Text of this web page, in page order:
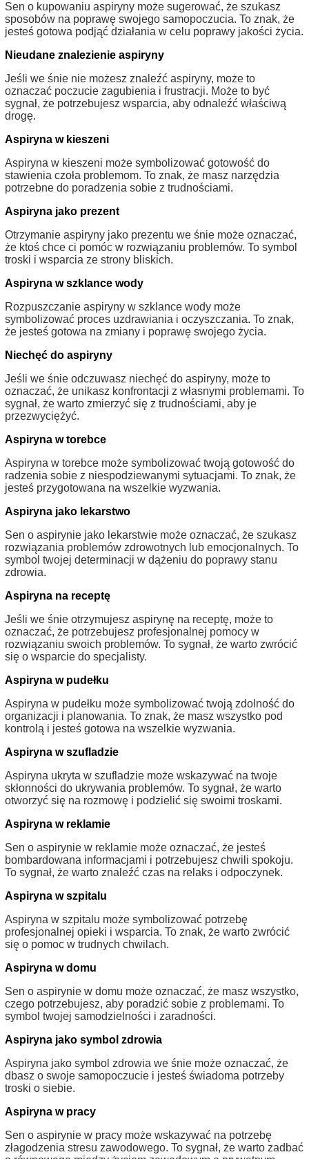
Sen o kupowaniu aspiryny może sugerować, że szukasz
sposobów na poprawę swojego samopoczucia. To znak, że
jesteś gotowa podjąć działania w celu poprawy jakości życia.
Nieudane znalezienie aspiryny
Jeśli we śnie nie możesz znaleźć aspiryny, może to
oznaczać poczucie zagubienia i frustracji. Może to być
sygnał, że potrzebujesz wsparcia, aby odnaleźć właściwą
drogę.
Aspiryna w kieszeni
Aspiryna w kieszeni może symbolizować gotowość do
stawienia czoła problemom. To znak, że masz narzędzia
potrzebne do poradzenia sobie z trudnościami.
Aspiryna jako prezent
Otrzymanie aspiryny jako prezentu we śnie może oznaczać,
że ktoś chce ci pomóc w rozwiązaniu problemów. To symbol
troski i wsparcia ze strony bliskich.
Aspiryna w szklance wody
Rozpuszczanie aspiryny w szklance wody może
symbolizować proces uzdrawiania i oczyszczania. To znak,
że jesteś gotowa na zmiany i poprawę swojego życia.
Niechęć do aspiryny
Jeśli we śnie odczuwasz niechęć do aspiryny, może to
oznaczać, że unikasz konfrontacji z własnymi problemami. To
sygnał, że warto zmierzyć się z trudnościami, aby je
przezwyciężyć.
Aspiryna w torebce
Aspiryna w torebce może symbolizować twoją gotowość do
radzenia sobie z niespodziewanymi sytuacjami. To znak, że
jesteś przygotowana na wszelkie wyzwania.
Aspiryna jako lekarstwo
Sen o aspirynie jako lekarstwie może oznaczać, że szukasz
rozwiązania problemów zdrowotnych lub emocjonalnych. To
symbol twojej determinacji w dążeniu do poprawy stanu
zdrowia.
Aspiryna na receptę
Jeśli we śnie otrzymujesz aspirynę na receptę, może to
oznaczać, że potrzebujesz profesjonalnej pomocy w
rozwiązaniu swoich problemów. To sygnał, że warto zwrócić
się o wsparcie do specjalisty.
Aspiryna w pudełku
Aspiryna w pudełku może symbolizować twoją zdolność do
organizacji i planowania. To znak, że masz wszystko pod
kontrolą i jesteś gotowa na wszelkie wyzwania.
Aspiryna w szufladzie
Aspiryna ukryta w szufladzie może wskazywać na twoje
skłonności do ukrywania problemów. To sygnał, że warto
otworzyć się na rozmowę i podzielić się swoimi troskami.
Aspiryna w reklamie
Sen o aspirynie w reklamie może oznaczać, że jesteś
bombardowana informacjami i potrzebujesz chwili spokoju.
To sygnał, że warto znaleźć czas na relaks i odpoczynek.
Aspiryna w szpitalu
Aspiryna w szpitalu może symbolizować potrzebę
profesjonalnej opieki i wsparcia. To znak, że warto zwrócić
się o pomoc w trudnych chwilach.
Aspiryna w domu
Sen o aspirynie w domu może oznaczać, że masz wszystko,
czego potrzebujesz, aby poradzić sobie z problemami. To
symbol twojej samodzielności i zaradności.
Aspiryna jako symbol zdrowia
Aspiryna jako symbol zdrowia we śnie może oznaczać, że
dbasz o swoje samopoczucie i jesteś świadoma potrzeby
troski o siebie.
Aspiryna w pracy
Sen o aspirynie w pracy może wskazywać na potrzebę
złagodzenia stresu zawodowego. To sygnał, że warto zadbać